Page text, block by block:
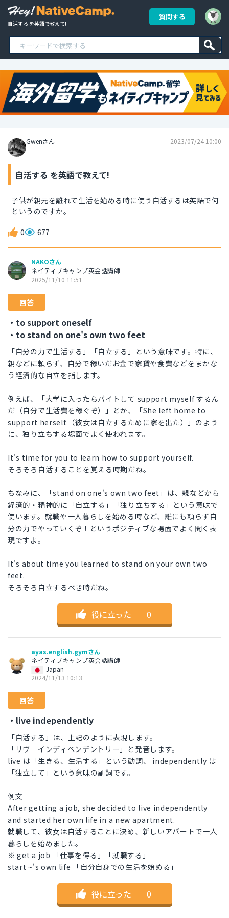
自活する を英語で教えて!
質問する
Gwenさん 2023/07/24 10:00
自活する を英語で教えて!
子供が親元を離れて生活を始める時に使う自活するは英語で何
というのですか。
0 677
NAKOさん
ネイティブキャンプ英会話講師
2025/11/10 11:51
回答
・to support oneself
・to stand on one's own two feet
「自分の力で生活する」「自立する」という意味です。特に、
親などに頼らず、自分で稼いだお金で家賃や食費などをまかな
う経済的な自立を指します。
例えば、「大学に入ったらバイトして support myself するん
だ（自分で生活費を稼ぐぞ）」とか、「She left home to
support herself.（彼女は自立するために家を出た）」のよう
に、独り立ちする場面でよく使われます。
It's time for you to learn how to support yourself.
そろそろ自活することを覚える時期だね。
ちなみに、「stand on one's own two feet」は、親などから
経済的・精神的に「自立する」「独り立ちする」という意味で
使います。就職や一人暮らしを始める時など、誰にも頼らず自
分の力でやっていくぞ！というポジティブな場面でよく聞く表
現ですよ。
It's about time you learned to stand on your own two
feet.
そろそろ自立するべき時だね。
役に立った ｜ 0
ayas.english.gymさん
ネイティブキャンプ英会話講師
Japan
2024/11/13 10:13
回答
・live independently
「自活する」は、上記のように表現します。
「リヴ インディペンデントリー」と発音します。
live は「生きる、生活する」という動詞、 independently は
「独立して」という意味の副詞です。
例文
After getting a job, she decided to live independently
and started her own life in a new apartment.
就職して、彼女は自活することに決め、新しいアパートで一人
暮らしを始めました。
※ get a job 「仕事を得る」「就職する」
start ~'s own life 「自分自身での生活を始める」
役に立った ｜ 0